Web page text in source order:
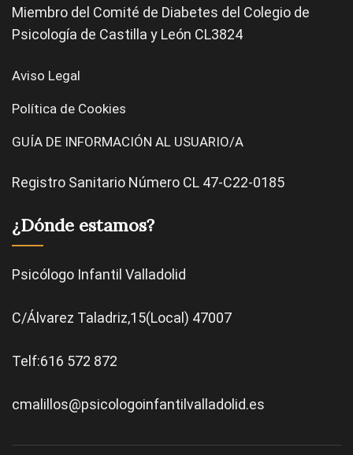
Miembro del Comité de Diabetes del Colegio de
Psicología de Castilla y León CL3824
Aviso Legal
Política de Cookies
GUÍA DE INFORMACIÓN AL USUARIO/A
Registro Sanitario Número CL 47-C22-0185
¿Dónde estamos?
Psicólogo Infantil Valladolid
C/Álvarez Taladriz,15(Local) 47007
Telf:616 572 872
cmalillos@psicologoinfantilvalladolid.es